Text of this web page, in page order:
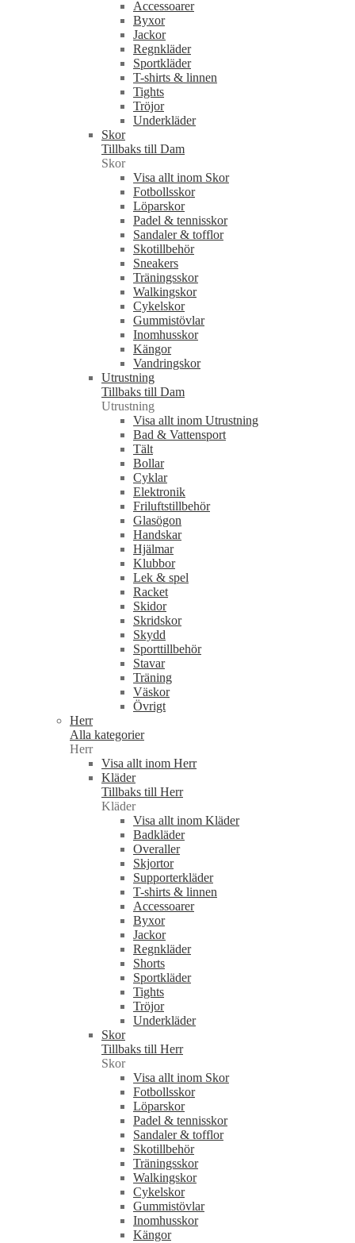
Accessoarer
Byxor
Jackor
Regnkläder
Sportkläder
T-shirts & linnen
Tights
Tröjor
Underkläder
Skor
Tillbaks till Dam
Skor
Visa allt inom Skor
Fotbollsskor
Löparskor
Padel & tennisskor
Sandaler & tofflor
Skotillbehör
Sneakers
Träningsskor
Walkingskor
Cykelskor
Gummistövlar
Inomhusskor
Kängor
Vandringskor
Utrustning
Tillbaks till Dam
Utrustning
Visa allt inom Utrustning
Bad & Vattensport
Tält
Bollar
Cyklar
Elektronik
Friluftstillbehör
Glasögon
Handskar
Hjälmar
Klubbor
Lek & spel
Racket
Skidor
Skridskor
Skydd
Sporttillbehör
Stavar
Träning
Väskor
Övrigt
Herr
Alla kategorier
Herr
Visa allt inom Herr
Kläder
Tillbaks till Herr
Kläder
Visa allt inom Kläder
Badkläder
Overaller
Skjortor
Supporterkläder
T-shirts & linnen
Accessoarer
Byxor
Jackor
Regnkläder
Shorts
Sportkläder
Tights
Tröjor
Underkläder
Skor
Tillbaks till Herr
Skor
Visa allt inom Skor
Fotbollsskor
Löparskor
Padel & tennisskor
Sandaler & tofflor
Skotillbehör
Träningsskor
Walkingskor
Cykelskor
Gummistövlar
Inomhusskor
Kängor